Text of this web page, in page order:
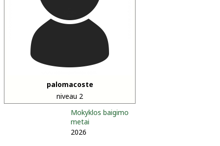
palomacoste
niveau 2
Mokyklos baigimo
metai
2026